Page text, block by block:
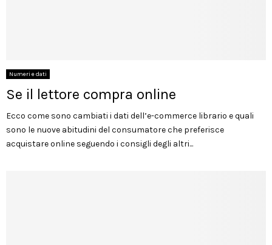
Numeri e dati
Se il lettore compra online
Ecco come sono cambiati i dati dell’e-commerce librario e quali
sono le nuove abitudini del consumatore che preferisce
acquistare online seguendo i consigli degli altri...